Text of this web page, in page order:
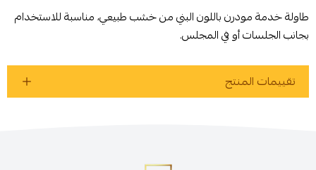
طاولة خدمة مودرن باللون البني من خشب طبيعي، مناسبة للاستخدام
بجانب الجلسات أو في المجلس.
تقييمات المنتج